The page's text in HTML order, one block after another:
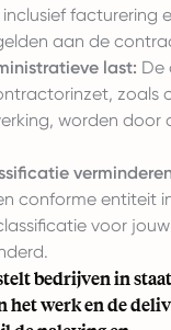
facturering
aan de
last: De
zoals
worden door
conforme entiteit
voor
bedrijven in
het werk en de